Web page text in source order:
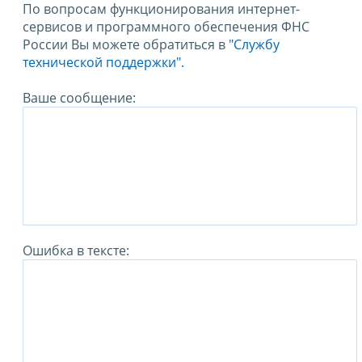
По вопросам функционирования интернет-
сервисов и программного обеспечения ФНС
России Вы можете обратиться в "Службу
технической поддержки".
Ваше сообщение:
Ошибка в тексте: